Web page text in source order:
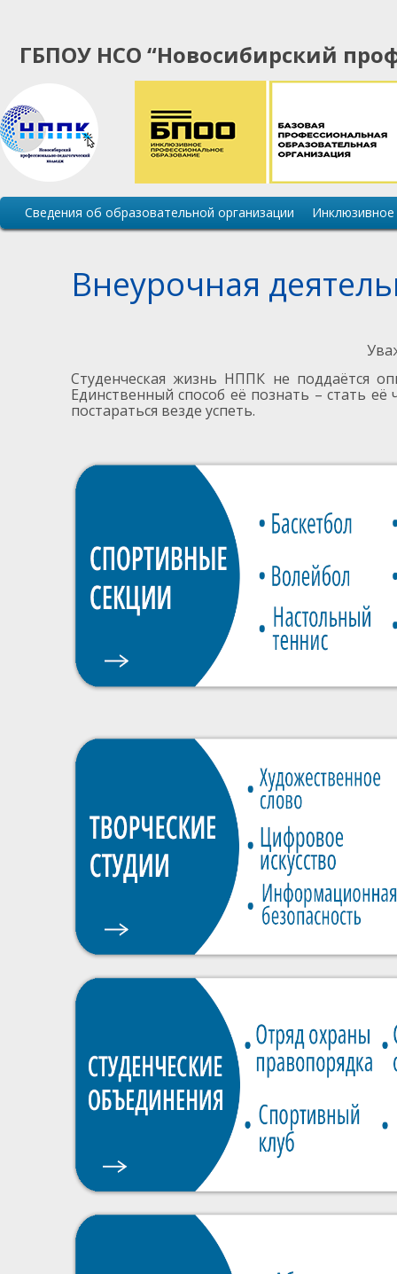
ГБПОУ НСО “Новосибирский
Основная
навигация
Сведения об образовательной организации
Внеурочная
Студенческая жизнь НППК не поддаётся
Единственный способ её познать – стать
постараться везде успеть.